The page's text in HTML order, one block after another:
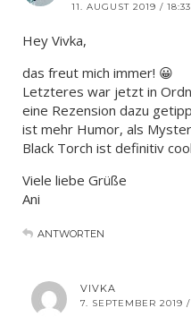
11. AUGUST 2019 / 18:33
Hey Vivka,
das freut mich immer! 😀
Letzteres war jetzt in
eine Rezension dazu
ist mehr Humor, als
Black Torch ist definitiv
Viele liebe Grüße
Ani
ANTWORTEN
VIVKA
7. SEPTEMBER 2019